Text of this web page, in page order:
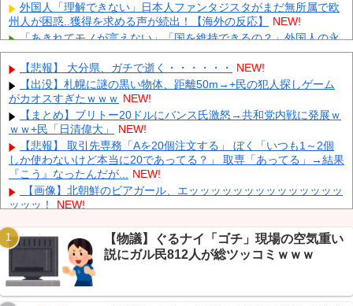
外国人「理解できない」日本人ファンタジスタがまだ無所属で欧
州人が困惑..獲得を求める声が続出！【海外の反応】
NEW!
「あきれてモノが言えない」「国を維持できるの？」外国人の永
住許可要件の厳格化で在日中国人の本音は？ NEW!
ウクライナがモスクワに向けて初の弾道ミサイルを発射か？！
NEW!
先日エアコンの効きが悪いと右往左往してた奴やが
中国「大豪雨！」三峡ダム「基礎部分破損」中国「全力放流！」
台風13号「中国上陸予測」台風15号「中国接近（画像」中国「台風
同時上陸！（穀物生産が壊滅危機」→ NEW!
【悲報】 中国、橋の欄干が強風一発で粉々に 鉄筋ゼロ 当局「接
着剤でくっつけただけ」「正常で、品質問題はない」
Powered by livedoor 相互RSS
【悲報】 大分県、ガチで逝く・・・・・・
NEW!
【出没】札幌に謎の黒い物体、距離50m→+民の犯人探しゲーム
がカオスすぎたｗｗｗ NEW!
【まとめ】ブリトー20ドルにバンス氏激怒→共和党内戦に発展ｗ
ｗｗ+民「日清偉大」
NEW!
【悲報】 取引先専務「Aを20個注文する」 ぼく「いつも1～2個
しか使わないけど本当に20であってる？」 取専「あってる」→結果
『こう』なったんだが... NEW!
【画像】北朝鮮のビアガール、エッッッッッッッッッッッッッッ
ッッッ！
NEW!
いたｗｗｗｗｗｗｗｗｗｗｗｗｗｗｗｗｗ NEW!
【悲報】上原浩治、名球会基準に「250セーブは楽勝」提言→な
んG民「特例が言うな」ｗｗｗ
【保存版】ラーメン800円に震えるなんG民→2026年『物価ある
ある』集めたら生々しすぎたｗｗｗ NEW!
【物議】ぐるナイ「ゴチ」現場の空気重い
説にガル民812人が総ツッコミｗｗｗ